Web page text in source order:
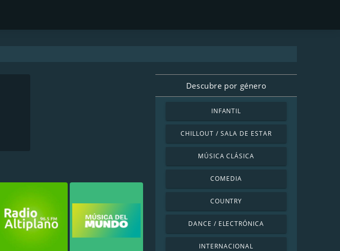
Descubre por género
INFANTIL
CHILLOUT / SALA DE ESTAR
MÚSICA CLÁSICA
COMEDIA
COUNTRY
DANCE / ELECTRÓNICA
INTERNACIONAL